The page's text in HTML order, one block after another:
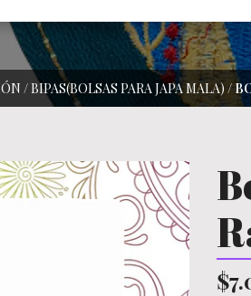
/BIPAS(BOLSAS PARA JAPA MALA)/